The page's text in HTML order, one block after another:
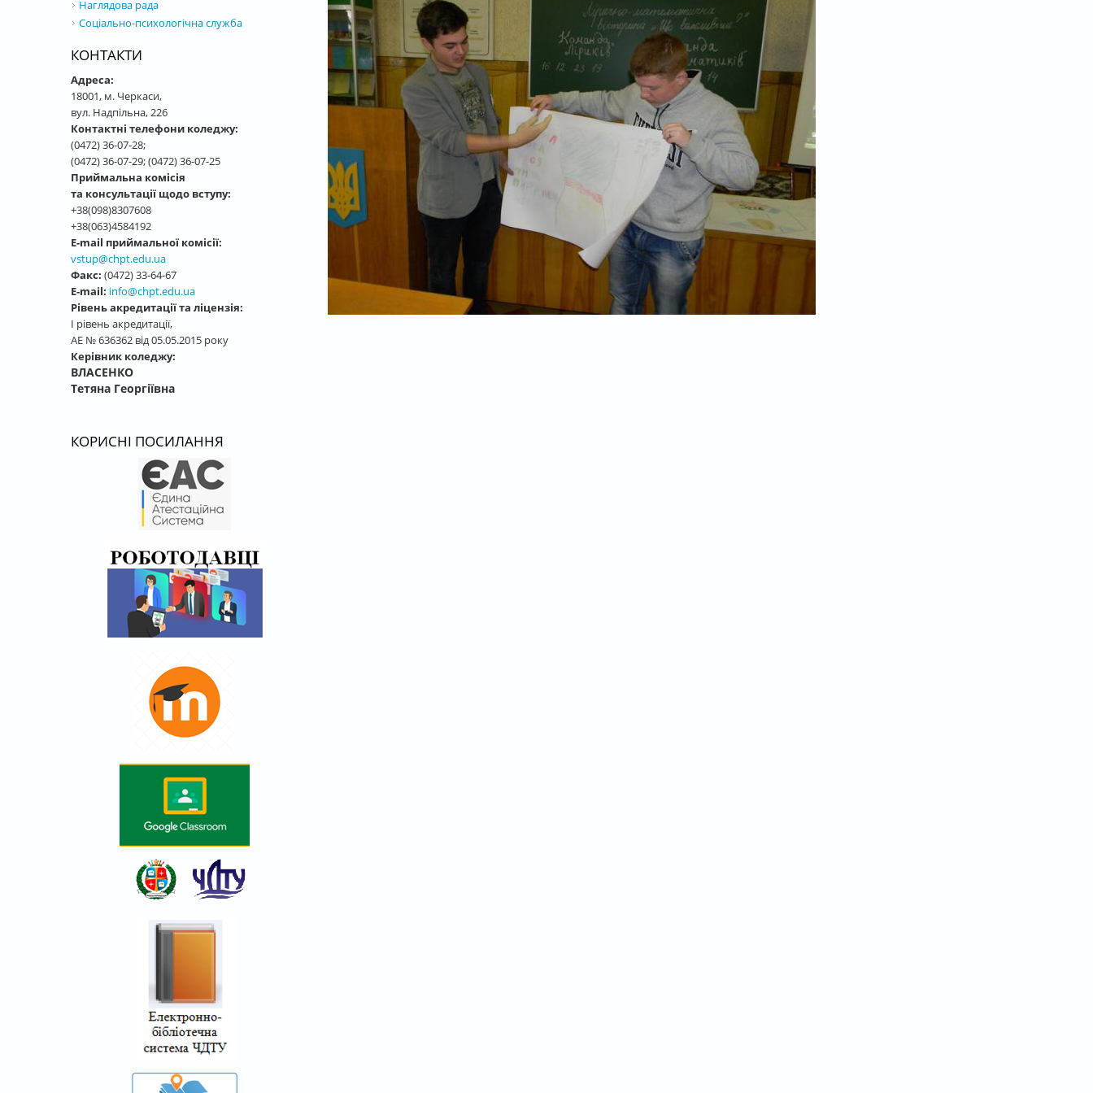
Наглядова рада
Соціально-психологічна служба
КОНТАКТИ
Адреса:
18001, м. Черкаси,
вул. Надпільна, 226
Контактні телефони коледжу:
(0472) 36-07-28;
(0472) 36-07-29; (0472) 36-07-25
Приймальна комісія
та консультації щодо вступу:
+38(098)8307608
+38(063)4584192
E-mail приймальної комісії:
vstup@chpt.edu.ua
Факс: (0472) 33-64-67
E-mail: info@chpt.edu.ua
Рівень акредитації та ліцензія:
І рівень акредитації,
АЕ № 636362 від 05.05.2015 року
Керівник коледжу:
ВЛАСЕНКО
Тетяна Георгіївна
КОРИСНІ ПОСИЛАННЯ